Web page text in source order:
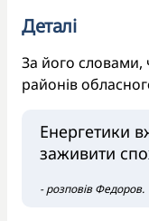
Деталі
За його словами,
районів
Енергетики
заживити
- розповів Федоров.